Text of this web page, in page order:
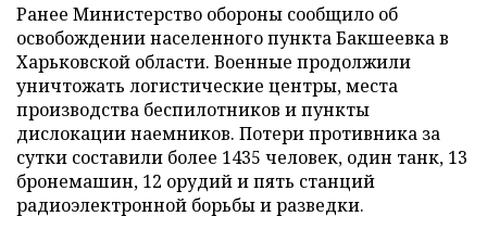
Ранее Министерство обороны сообщило об
освобождении населенного пункта Бакшеевка в
Харьковской области. Военные продолжили
уничтожать логистические центры, места
производства беспилотников и пункты
дислокации наемников. Потери противника за
сутки составили более 1435 человек, один танк, 13
бронемашин, 12 орудий и пять станций
радиоэлектронной борьбы и разведки.